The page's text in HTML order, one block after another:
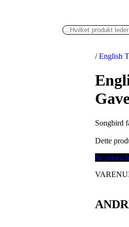
/ English
Songbird
Dette
Se prisen